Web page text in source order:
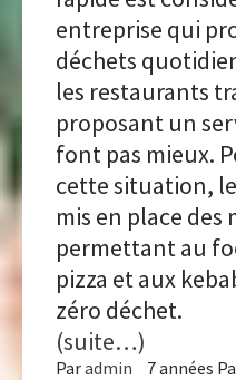
entreprise qui
déchets
les restaurants
proposant un
font pas mieux.
cette situation,
mis en place des
permettant au
pizza et aux
zéro déchet.
(suite…)
Paradmin 7 années